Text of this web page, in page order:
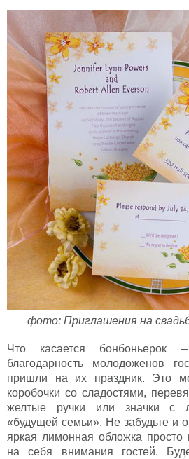
фото: Приглашения на
Что касается бонбоньерок
благодарность молодоженов
пришли на их праздник. Это
коробочки со сладостями,
желтые ручки или значки с
«будущей семьи». Не забудьте и
яркая лимонная обложка
на себя внимания гостей.